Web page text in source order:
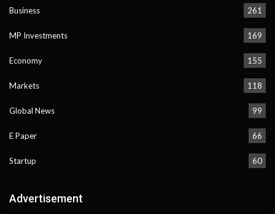
Business 261
MP Investments 169
Economy 155
Markets 118
Global News 99
E Paper 66
Startup 60
Advertisement